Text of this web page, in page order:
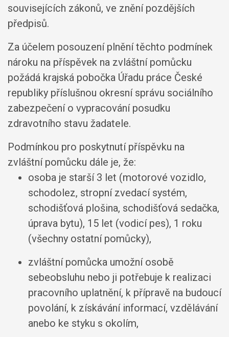
souvisejících zákonů, ve znění pozdějších
předpisů.
Za účelem posouzení plnění těchto podmínek
nároku na příspěvek na zvláštní pomůcku
požádá krajská pobočka Úřadu práce České
republiky příslušnou okresní správu sociálního
zabezpečení o vypracování posudku
zdravotního stavu žadatele.
Podmínkou pro poskytnutí příspěvku na
zvláštní pomůcku dále je, že:
osoba je starší 3 let (motorové vozidlo,
schodolez, stropní zvedací systém,
schodišťová plošina, schodišťová sedačka,
úprava bytu), 15 let (vodicí pes), 1 roku
(všechny ostatní pomůcky),
zvláštní pomůcka umožní osobě
sebeobsluhu nebo ji potřebuje k realizaci
pracovního uplatnění, k přípravě na budoucí
povolání, k získávání informací, vzdělávání
anebo ke styku s okolím,